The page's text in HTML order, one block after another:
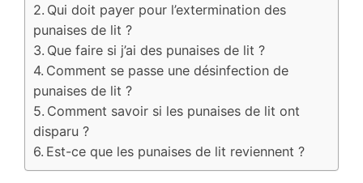
Qui doit payer pour l’extermination des
punaises de lit ?
Que faire si j’ai des punaises de lit ?
Comment se passe une désinfection de
punaises de lit ?
Comment savoir si les punaises de lit ont
disparu ?
Est-ce que les punaises de lit reviennent ?